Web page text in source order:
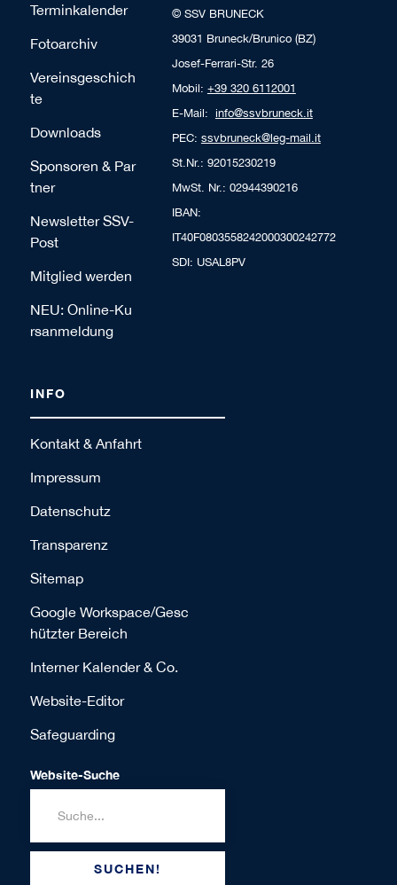
Terminkalender
Fotoarchiv
Vereinsgeschich
te
Downloads
Sponsoren & Par
tner
Newsletter SSV-
Post
Mitglied werden
NEU: Online-Ku
rsanmeldung
© SSV BRUNECK
39031 Bruneck/Brunico (BZ)
Josef-Ferrari-Str. 26
Mobil: +39 320 6112001
E-Mail: info@ssvbruneck.it
PEC: ssvbruneck@leg-mail.it
St.Nr.: 92015230219
MwSt. Nr.: 02944390216
IBAN:
IT40F0803558242000300242772
SDI: USAL8PV
INFO
Kontakt & Anfahrt
Impressum
Datenschutz
Transparenz
Sitemap
Google Workspace/Gesc
hützter Bereich
Interner Kalender & Co.
Website-Editor
Safeguarding
Website-Suche